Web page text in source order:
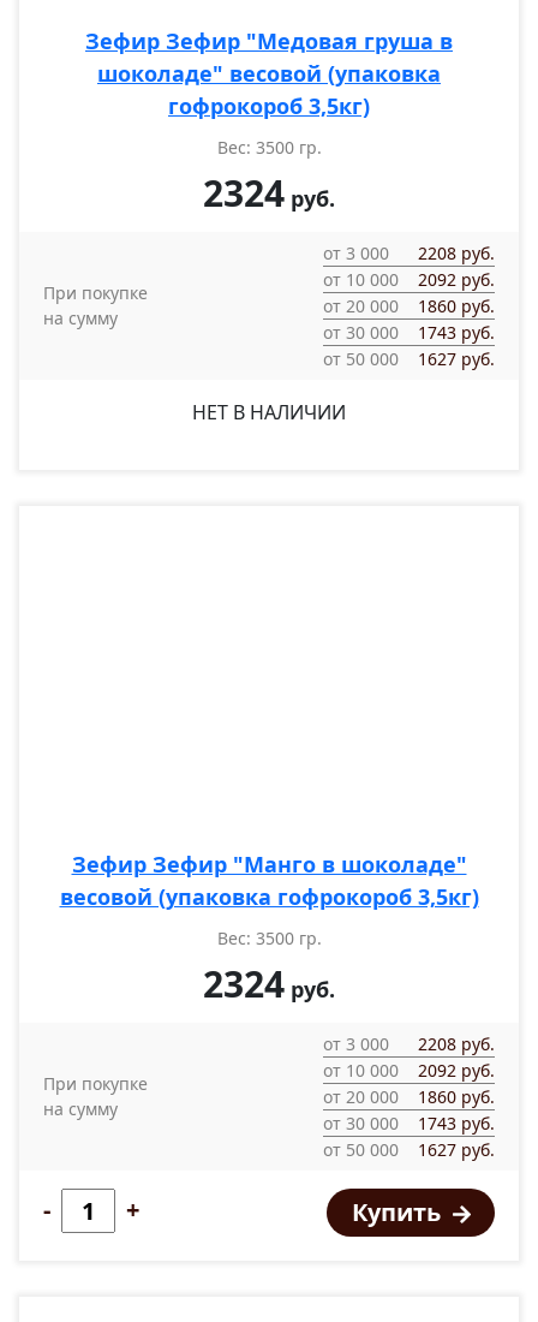
Зефир Зефир "Медовая груша в
шоколаде" весовой (упаковка
гофрокороб 3,5кг)
Вес: 3500 гр.
2324 руб.
При покупке
на сумму
от 3 000
2208 руб.
от 10 000
2092 руб.
от 20 000
1860 руб.
от 30 000
1743 руб.
от 50 000
1627 руб.
НЕТ В НАЛИЧИИ
Зефир Зефир "Манго в шоколаде"
весовой (упаковка гофрокороб 3,5кг)
Вес: 3500 гр.
2324 руб.
При покупке
на сумму
от 3 000
2208 руб.
от 10 000
2092 руб.
от 20 000
1860 руб.
от 30 000
1743 руб.
от 50 000
1627 руб.
- + Купить